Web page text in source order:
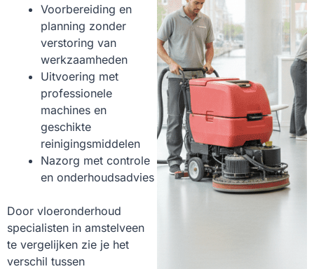
Voorbereiding en
planning zonder
verstoring van
werkzaamheden
Uitvoering met
professionele
machines en
geschikte
reinigingsmiddelen
Nazorg met controle
en onderhoudsadvies
Door vloeronderhoud
specialisten in amstelveen
te vergelijken zie je het
verschil tussen